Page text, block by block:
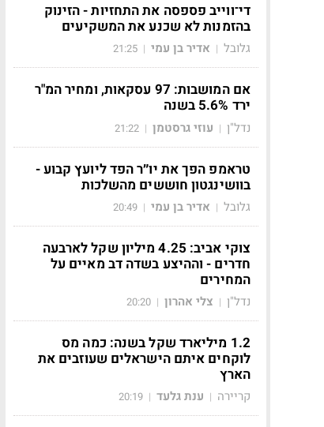
די־ווייב פספסה את התחזיות - הזינוק
בהזמנות לא שכנע את המשקיעים
גלובל | אדיר בן עמי |
21:25
אם המושבות: 97 עסקאות, ומחיר המ"ר
ירד 5.6% בשנה
נדל"ן | עוזי גרסטמן |
21:22
טראמפ הפך את יו״ר הפד ליועץ קבוע -
בוושינגטון חוששים מהשלכות
גלובל | אדיר בן עמי |
20:49
צוקי אביב: 4.25 מיליון שקל לארבעה
חדרים - וההיצע בשדה דב מאיים על
המחירים
נדל"ן | צלי אהרון |
20:20
1.2 מיליארד שקל בשנה: כמה מס
לוקחים איתם הישראלים שעוזבים את
הארץ
קריירה | ענת גלעד |
20:19